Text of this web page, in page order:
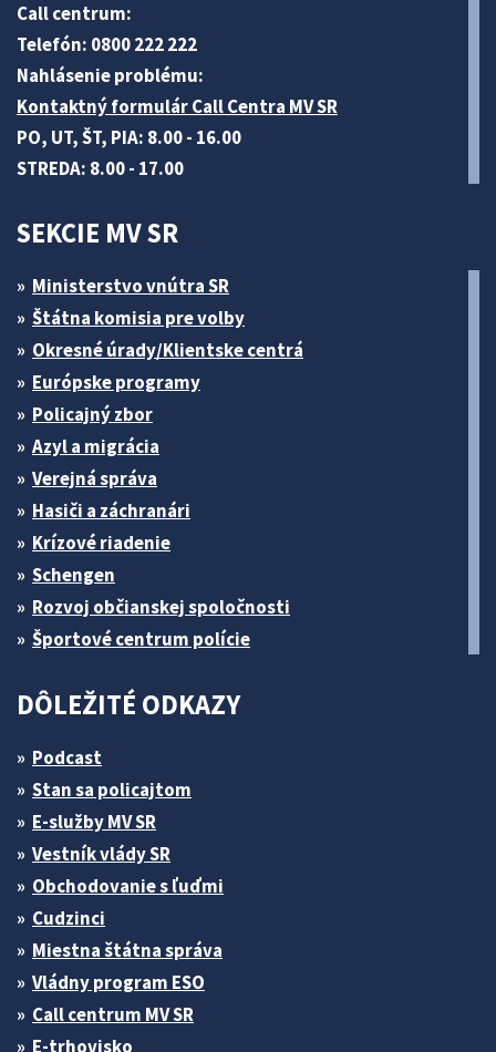
Call centrum:
Telefón: 0800 222 222
Nahlásenie problému:
Kontaktný formulár Call Centra MV SR
PO, UT, ŠT, PIA: 8.00 - 16.00
STREDA: 8.00 - 17.00
SEKCIE MV SR
Ministerstvo vnútra SR
Štátna komisia pre volby
Okresné úrady/Klientske centrá
Európske programy
Policajný zbor
Azyl a migrácia
Verejná správa
Hasiči a záchranári
Krízové riadenie
Schengen
Rozvoj občianskej spoločnosti
Športové centrum polície
DÔLEŽITÉ ODKAZY
Podcast
Stan sa policajtom
E-služby MV SR
Vestník vlády SR
Obchodovanie s ľuďmi
Cudzinci
Miestna štátna správa
Vládny program ESO
Call centrum MV SR
E-trhovisko